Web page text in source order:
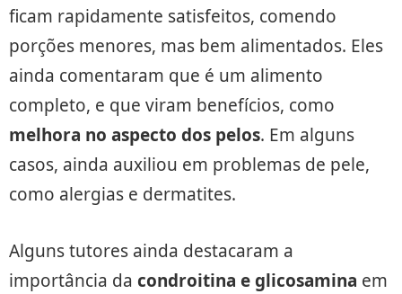
ficam rapidamente satisfeitos, comendo
porções menores, mas bem alimentados. Eles
ainda comentaram que é um alimento
completo, e que viram benefícios, como
melhora no aspecto dos pelos. Em alguns
casos, ainda auxiliou em problemas de pele,
como alergias e dermatites.
Alguns tutores ainda destacaram a
importância da condroitina e glicosamina em